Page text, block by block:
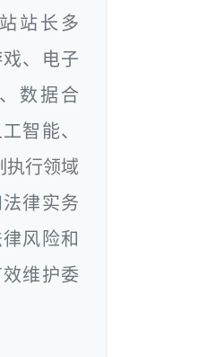
站长多
、电子
数据合
智能、
执行领域
律实务
风险和
维护委